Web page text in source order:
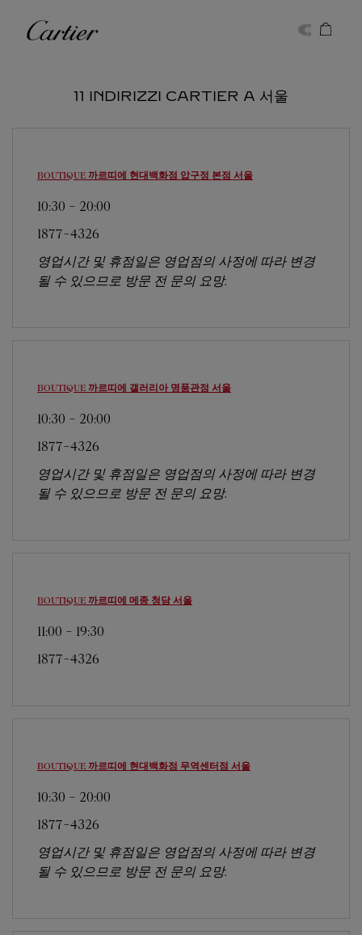
Cartier
11 INDIRIZZI CARTIER A 서울
BOUTIQUE 까르띠에 현대백화점 압구정 본점 서울
10:30 - 20:00
1877-4326
영업시간 및 휴점일은 영업점의 사정에 따라 변경
될 수 있으므로 방문 전 문의 요망.
BOUTIQUE 까르띠에 갤러리아 명품관점 서울
10:30 - 20:00
1877-4326
영업시간 및 휴점일은 영업점의 사정에 따라 변경
될 수 있으므로 방문 전 문의 요망.
BOUTIQUE 까르띠에 메종 청담 서울
11:00 - 19:30
1877-4326
BOUTIQUE 까르띠에 현대백화점 무역센터점 서울
10:30 - 20:00
1877-4326
영업시간 및 휴점일은 영업점의 사정에 따라 변경
될 수 있으므로 방문 전 문의 요망.